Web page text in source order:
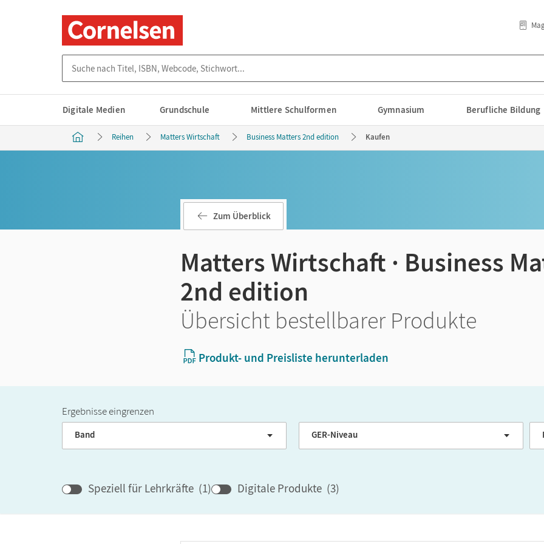
Digitale Medien Grundschule Mittlere Schulformen Gymnasium Berufliche Bildung
Reihen Matters Wirtschaft Business Matters 2nd edition Kaufen
Zum Überblick
Matters Wirtschaft · Business
2nd edition
Übersicht bestellbarer Produkte
Produkt- und Preisliste herunterladen
Ergebnisse eingrenzen
Band Klassenstufe
GER-Niveau
Speziell für Lehrkräfte (1) Digitale Produkte (3)